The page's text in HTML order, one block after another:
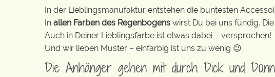
In der Lieblingsmanufaktur entstehen die buntesten
In allen Farben des Regenbogens wirst Du bei uns fündig.
Auch in Deiner Lieblingsfarbe ist etwas dabei – versprochen!
Und wir lieben Muster – einfarbig ist uns zu wenig 😉
Die Anhänger gehen mit durch Dick und Dünn